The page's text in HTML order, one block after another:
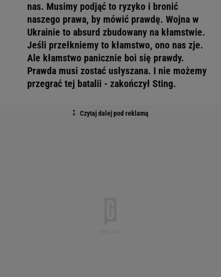
nas. Musimy podjąć to ryzyko i bronić
naszego prawa, by mówić prawdę. Wojna w
Ukrainie to absurd zbudowany na kłamstwie.
Jeśli przełkniemy to kłamstwo, ono nas zje.
Ale kłamstwo panicznie boi się prawdy.
Prawda musi zostać usłyszana. I nie możemy
przegrać tej batalii - zakończył Sting.